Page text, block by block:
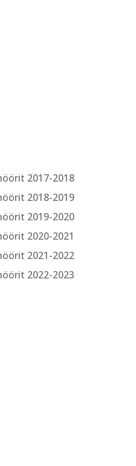
2017-2018
2018-2019
2019-2020
2020-2021
2021-2022
2022-2023